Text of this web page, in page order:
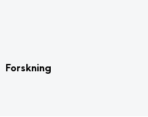
Forskning